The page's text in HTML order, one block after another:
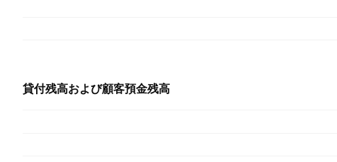
貸付残高および顧客預金残高